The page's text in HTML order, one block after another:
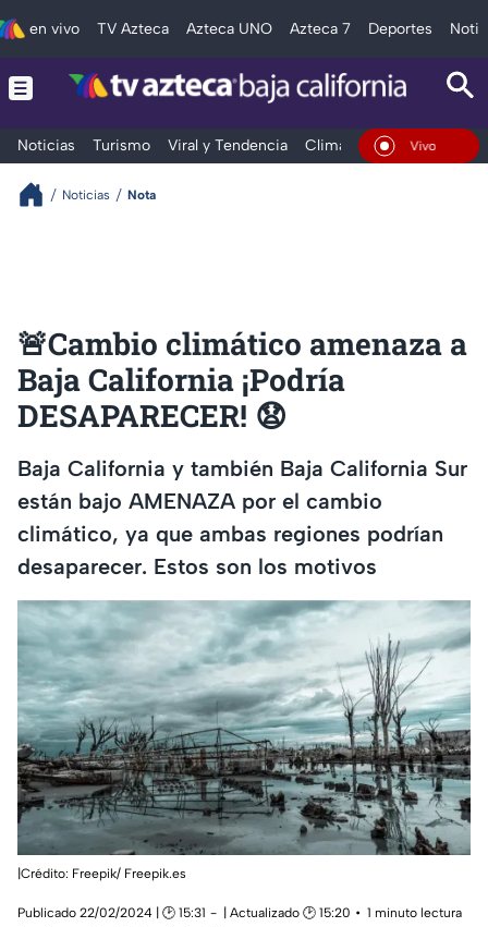
en vivo TV Azteca Azteca UNO Azteca 7 Deportes
Noticias Turismo Viral y Tendencia Clima Deportes
En Vivo
Noticias Nota
🚨Cambio climático amenaza a
Baja California ¡Podría
DESAPARECER! 😧
Baja California y también Baja California Sur
están bajo AMENAZA por el cambio
climático, ya que ambas regiones podrían
desaparecer. Estos son los motivos
|Crédito: Freepik/ Freepik.es
Publicado 22/02/2024 | 🕑 15:31 | Actualizado 🕑 15:20
1 minuto lectura